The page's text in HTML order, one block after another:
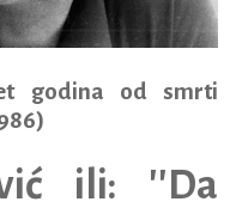
godina od smrti
ili: ''Da